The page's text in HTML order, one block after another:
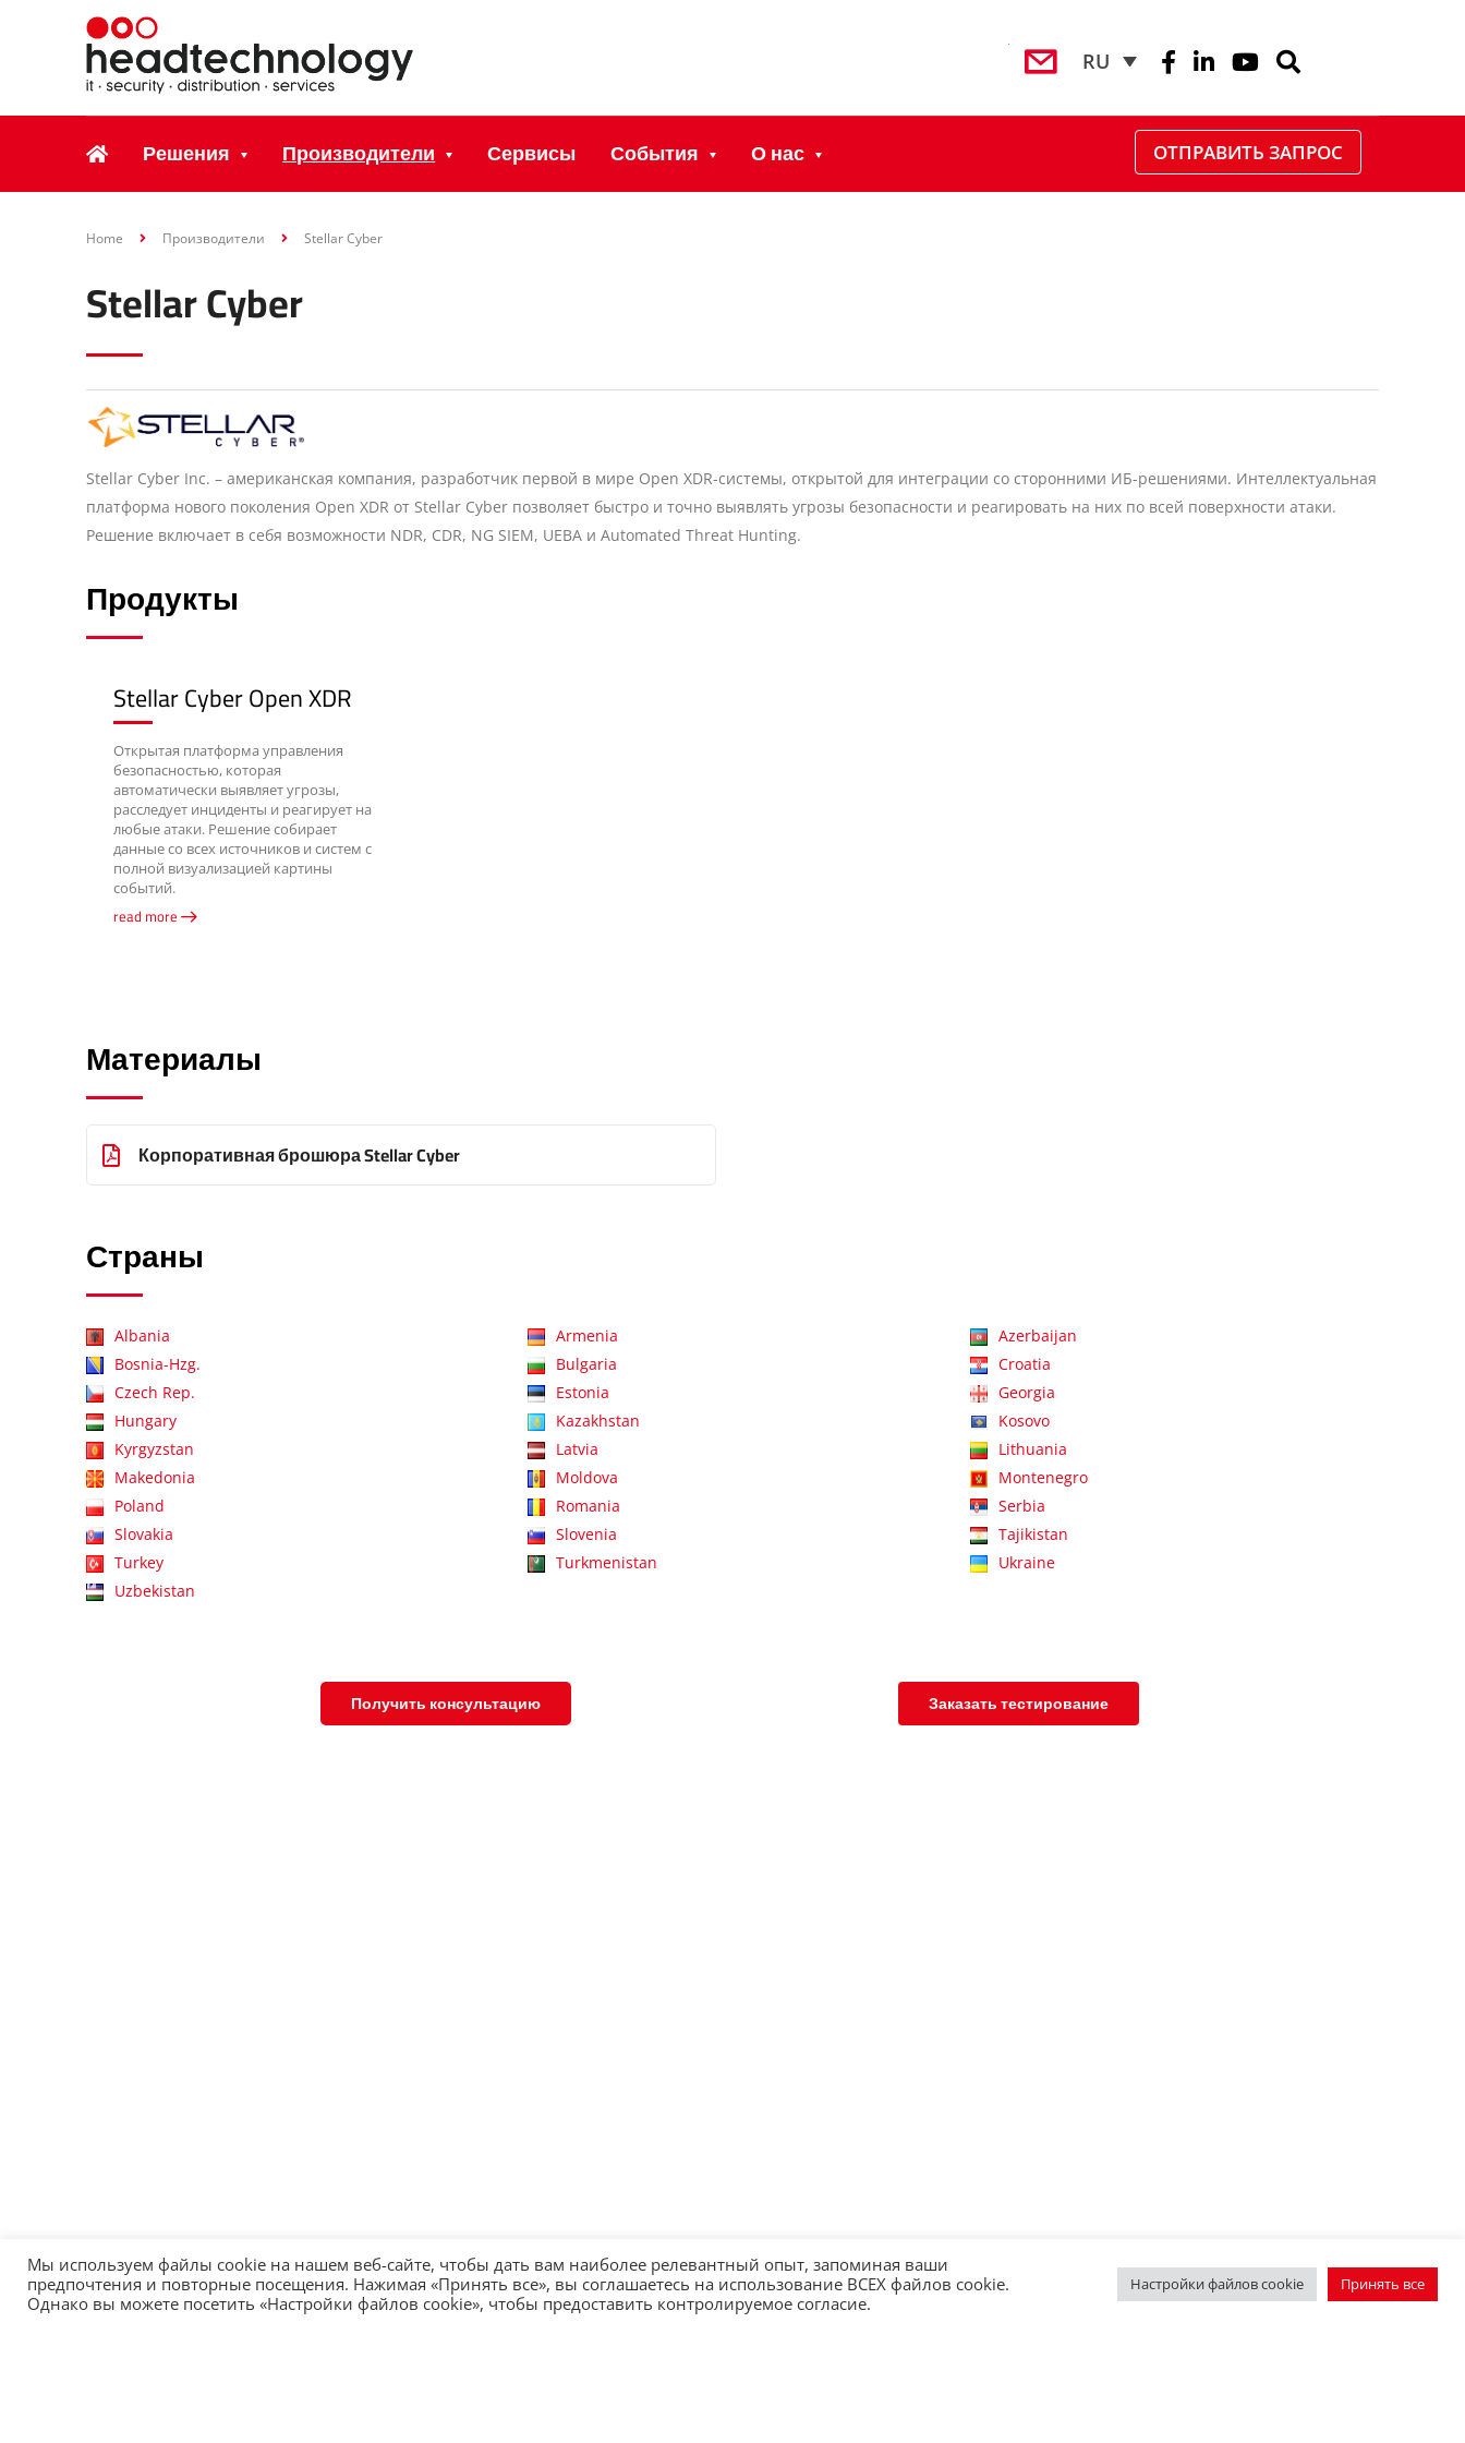
RU
Решения Производители Сервисы События О нас ОТПРАВИТЬ ЗАПРОС
Home Производители Stellar Cyber
Stellar Cyber
Stellar Cyber Inc. – американская компания, разработчик первой в мире Open XDR-системы, открытой для интеграции со сторонними ИБ-решениями. Интеллектуальная
платформа нового поколения Open XDR от Stellar Cyber позволяет быстро и точно выявлять угрозы безопасности и реагировать на них по всей поверхности атаки.
Решение включает в себя возможности NDR, CDR, NG SIEM, UEBA и Automated Threat Hunting.
Продукты
Stellar Cyber Open XDR
Открытая платформа управления
безопасностью, которая
автоматически выявляет угрозы,
расследует инциденты и реагирует на
любые атаки. Решение собирает
данные со всех источников и систем с
полной визуализацией картины
событий.
read more
Материалы
Корпоративная брошюра Stellar Cyber
Страны
Albania Armenia
Azerbaijan
Bosnia-Hzg.
Bulgaria
Croatia
Czech Rep.
Estonia
Georgia
Hungary
Kazakhstan
Kosovo
Kyrgyzstan
Latvia
Lithuania
Makedonia
Moldova
Montenegro
Poland
Romania
Serbia
Slovakia
Slovenia
Tajikistan
Turkey
Turkmenistan
Ukraine
Uzbekistan
Получить консультацию Заказать тестирование
Мы используем файлы cookie на нашем веб-сайте, чтобы дать вам наиболее релевантный опыт, запоминая ваши
предпочтения и повторные посещения. Нажимая «Принять все», вы соглашаетесь на использование ВСЕХ файлов cookie.
Однако вы можете посетить «Настройки файлов cookie», чтобы предоставить контролируемое согласие.
Настройки файлов cookie Принять все